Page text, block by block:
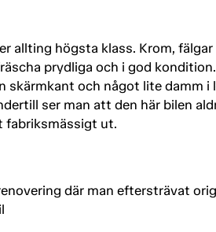
allting högsta klass. Krom,
prydliga och i god
skärmkant och något lite damm i
ser man att den här bilen
fabriksmässigt ut.
där man eftersträvat